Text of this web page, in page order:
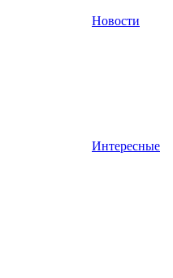
Новости
Интересные